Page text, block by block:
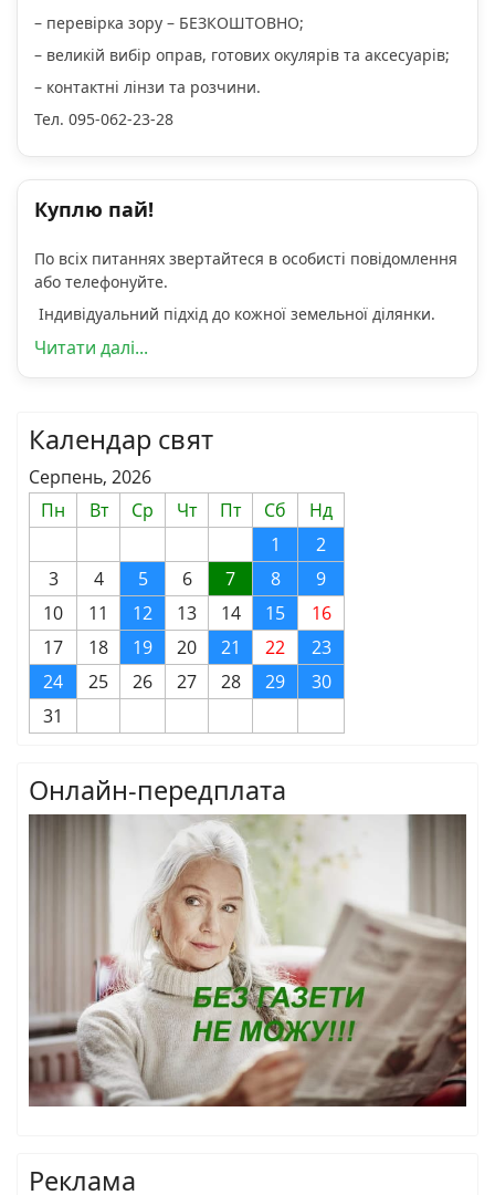
– перевірка зору – БЕЗКОШТОВНО;
– великій вибір оправ, готових окулярів та аксесуарів;
– контактні лінзи та розчини.
Тел. 095-062-23-28
Куплю пай!
По всіх питаннях звертайтеся в особисті повідомлення
або телефонуйте.
Індивідуальний підхід до кожної земельної ділянки.
Читати далі...
Календар свят
Серпень, 2026
Пн
Вт Ср Чт Пт Сб
Нд
1
2
3
4 5 6 7 8
9
10
11 12 13 14 15
16
17
18 19 20 21 22
23
24
25 26 27 28 29
30
31
Онлайн-передплата
Реклама